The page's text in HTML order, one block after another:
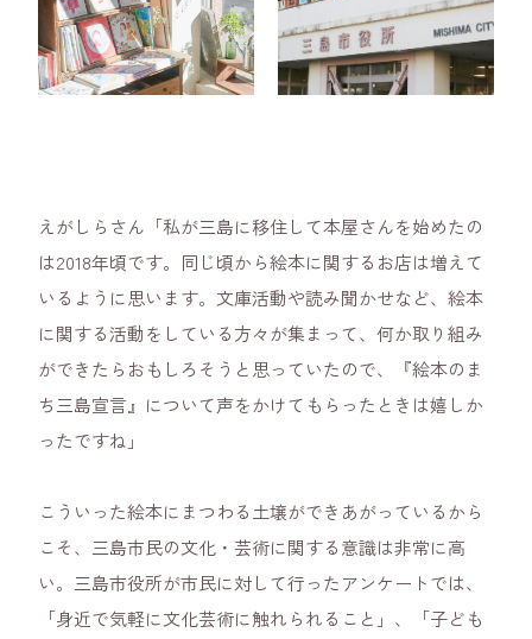
えがしらさん「私が三島に移住して本屋さんを始めたの
は2018年頃です。同じ頃から絵本に関するお店は増えて
いるように思います。文庫活動や読み聞かせなど、絵本
に関する活動をしている方々が集まって、何か取り組み
ができたらおもしろそうと思っていたので、『絵本のま
ち三島宣言』について声をかけてもらったときは嬉しか
ったですね」
こういった絵本にまつわる土壌ができあがっているから
こそ、三島市民の文化・芸術に関する意識は非常に高
い。三島市役所が市民に対して行ったアンケートでは、
「身近で気軽に文化芸術に触れられること」、「子ども